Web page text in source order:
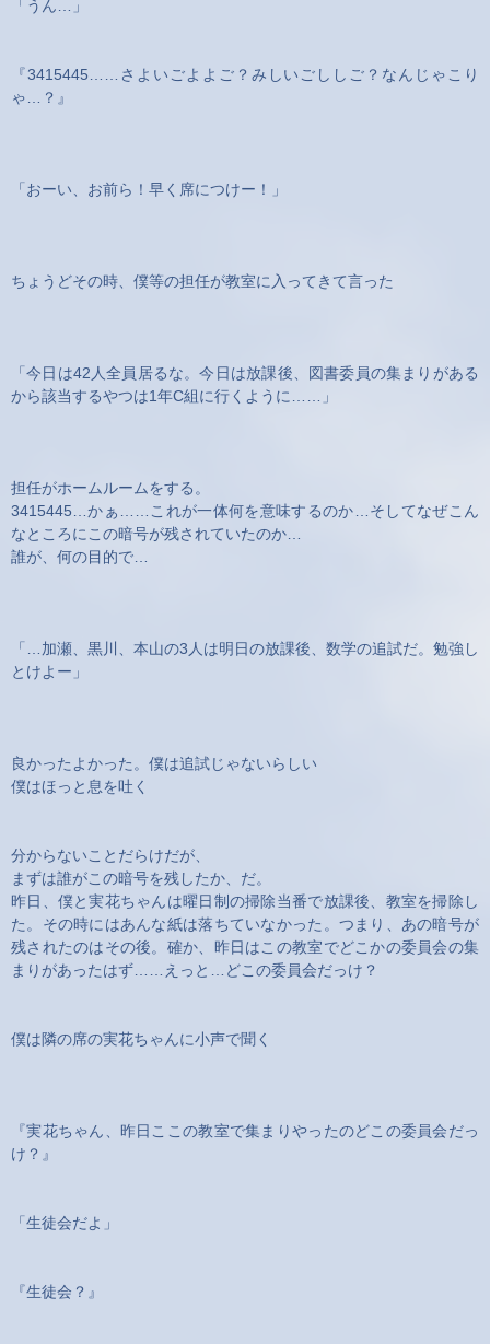
「うん…」
『3415445……さよいごよよご？みしいごししご？なんじゃこり
ゃ…？』
「おーい、お前ら！早く席につけー！」
ちょうどその時、僕等の担任が教室に入ってきて言った
「今日は42人全員居るな。今日は放課後、図書委員の集まりがある
から該当するやつは1年C組に行くように……」
担任がホームルームをする。
3415445…かぁ……これが一体何を意味するのか…そしてなぜこん
なところにこの暗号が残されていたのか…
誰が、何の目的で…
「…加瀬、黒川、本山の3人は明日の放課後、数学の追試だ。勉強し
とけよー」
良かったよかった。僕は追試じゃないらしい
僕はほっと息を吐く
分からないことだらけだが、
まずは誰がこの暗号を残したか、だ。
昨日、僕と実花ちゃんは曜日制の掃除当番で放課後、教室を掃除し
た。その時にはあんな紙は落ちていなかった。つまり、あの暗号が
残されたのはその後。確か、昨日はこの教室でどこかの委員会の集
まりがあったはず……えっと…どこの委員会だっけ？
僕は隣の席の実花ちゃんに小声で聞く
『実花ちゃん、昨日ここの教室で集まりやったのどこの委員会だっ
け？』
「生徒会だよ」
『生徒会？』